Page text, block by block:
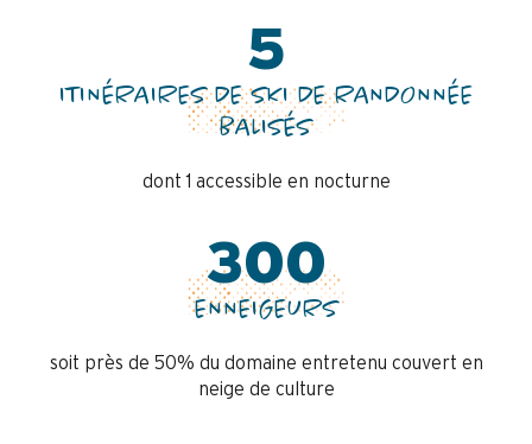
5
ITINÉRAIRES DE SKI DE RANDONNÉE
BALISÉS
dont 1 accessible en nocturne
300
ENNEIGEURS
soit près de 50% du domaine entretenu couvert en
neige de culture